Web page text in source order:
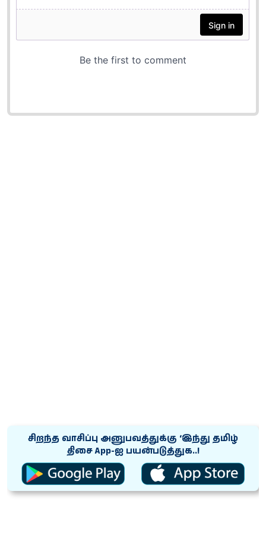
சிறந்த வாசிப்பு அனுபவத்துக்கு ‘இந்து தமிழ்
திசை App-ஐ பயன்படுத்துக..!